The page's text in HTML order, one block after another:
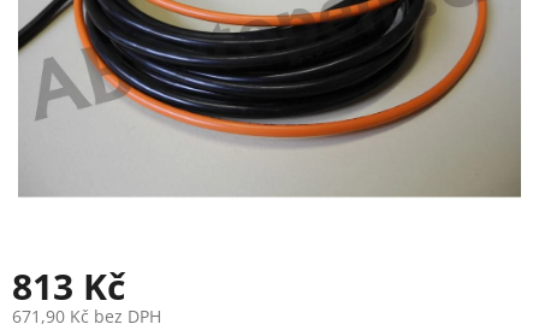
813 Kč
671,90 Kč bez DPH